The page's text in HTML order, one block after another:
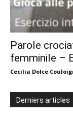
Parole
femminile –
Cecilia Dolce
Derniers articles